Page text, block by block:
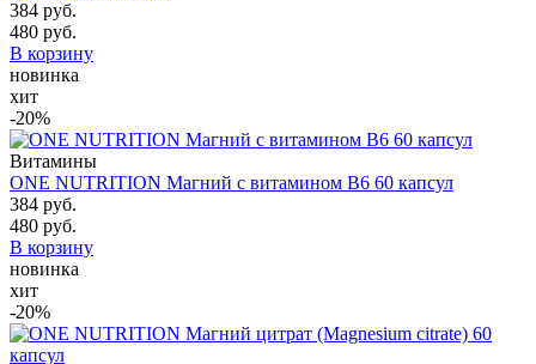
384 руб.
480 руб.
В корзину
новинка
хит
-20%
Витамины
ONE NUTRITION Магний с витамином В6 60 капсул
384 руб.
480 руб.
В корзину
новинка
хит
-20%